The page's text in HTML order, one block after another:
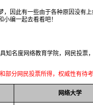
因此有一些由于各种原因没有
编一起去看看吧！
知名度网络教育学院，网民投票
分网民投票所得，权威性有待
网络大学